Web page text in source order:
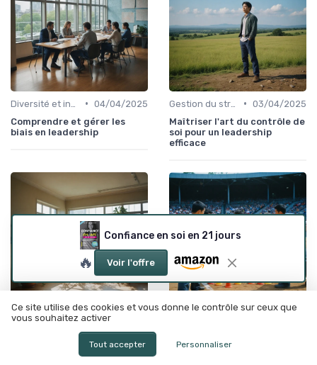
• 04/04/2025
Comprendre et gérer les
biais en leadership
• 03/04/2025
Maîtriser l'art du contrôle de
soi pour un leadership
efficace
Leadership éthique • 03/04/2025
L'Art de la Bienveillance en
Cultiver l'esprit de
compétition dans le
Confiance en soi en 21 jours
🔥 Voir l'offre
Ce site utilise des cookies et vous donne le contrôle sur ceux que
vous souhaitez activer
Tout accepter Personnaliser